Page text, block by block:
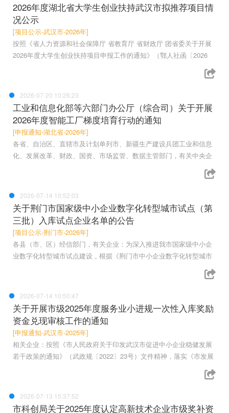
2026年度湖北省大学生创业扶持武汉市拟推荐项目情
况公示
[项目公示-武汉市-2026年]
按照《省人力资源和社会保障厅 省教育厅 省财政厅 团省委关于开展
2026年度大学生创业扶持项目申报工作的通知》（鄂人社函〔2026
2026-07-20 10:26:23
工业和信息化部等六部门办公厅（综合司）关于开展
2026年度智能工厂梯度培育行动的通知
[申报通知-湖北省-2026年]
各省、自治区、直辖市及计划单列市、新疆生产建设兵团工业和信息
化、发展改革、财政、国资、市场监管、数据主管部门，有关中央企
2026-07-14 10:52:03
关于荆门市国家级中小企业数字化转型城市试点（第
三批）入库试点企业名单的公告
[项目公示-荆门市-2026年]
各县（市、区）经信部门，有关企业：为深入推进我市国家级中小企
业数字化转型城市试点建设，根据《荆门市中小企业数字化转型城市
2026-07-14 10:50:47
关于开展市级2025年度服务业小进规一次性入库奖励
资金兑现审核工作的通知
[申报通知-武汉市-2025年]
相关企业：按照《市人民政府关于印发武汉市促进中小企业稳健发展
若干政策的通知》（武政规〔2022〕23号）文件精神，落实《市发展
2026-07-13 15:37:52
市科创局关于2025年度认定高新技术企业市级奖补资